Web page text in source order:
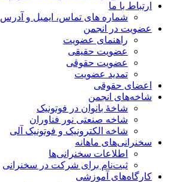
ارتباط با ما
شماره های تماس، ایمیل و آدرس
عضویت در انجمن
راهنمای عضویت
عضویت حقیقی
عضویت حقوقی
تمدید عضویت
اعضای حقوقی
شاخه‌های انجمن
شاخۀ بانوان در فوتونیک
شاخه صنعتی نور فناوران
شاخه‌ الکترونیک و فوتونیک آلی
سخنرانی‌های ماهانه
اطلاعات سخنرانی‌‌ها
ثبت‌نام برای شرکت در سخنرانی
کارگاه‌های آموزشی